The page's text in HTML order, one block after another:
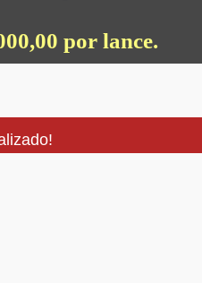
por lance.